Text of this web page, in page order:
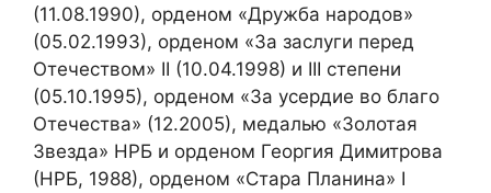
(11.08.1990), орденом «Дружба народов»
(05.02.1993), орденом «За заслуги перед
Отечеством» II (10.04.1998) и III степени
(05.10.1995), орденом «За усердие во благо
Отечества» (12.2005), медалью «Золотая
Звезда» НРБ и орденом Георгия Димитрова
(НРБ, 1988), орденом «Стара Планина» I